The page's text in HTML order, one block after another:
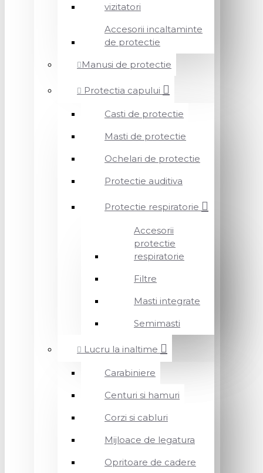
vizitatori
Accesorii incaltaminte
de protectie
Manusi de protectie
Protectia capului
Casti de protectie
Masti de protectie
Ochelari de protectie
Protectie auditiva
Protectie respiratorie
Accesorii
protectie
respiratorie
Filtre
Masti integrate
Semimasti
Lucru la inaltime
Carabiniere
Centuri si hamuri
Corzi si cabluri
Mijloace de legatura
Opritoare de cadere